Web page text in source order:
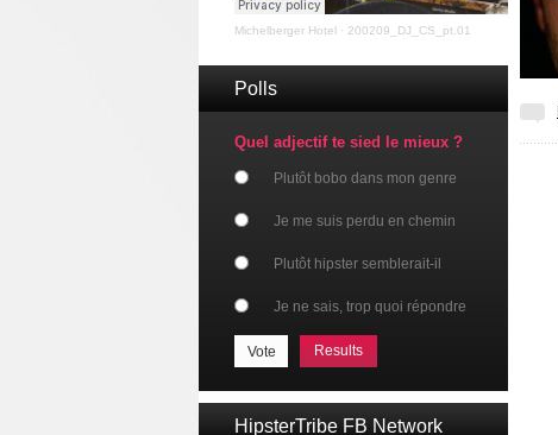
Michelberger Hotel · 200209_DJ_CS_pt.01
Polls
Quel adjectif te sied le mieux ?
Plutôt bobo dans mon genre
Je me suis perdu en chemin
Plutôt hipster semblerait-il
Je ne sais, trop quoi répondre
Results
HipsterTribe FB Network